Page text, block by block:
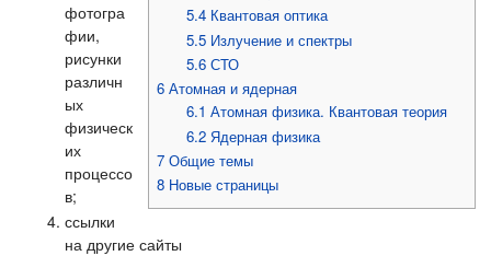
5.4 Квантовая оптика
5.5 Излучение и спектры
5.6 СТО
6 Атомная и ядерная
6.1 Атомная физика. Квантовая теория
6.2 Ядерная физика
7 Общие темы
8 Новые страницы
фотогра
фии,
рисунки
различн
ых
физическ
их
процессо
в;
ссылки
на другие сайты